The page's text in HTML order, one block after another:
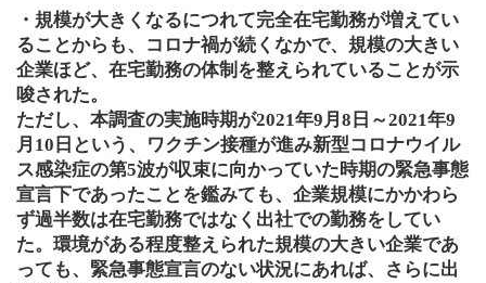
・規模が大きくなるにつれて完全在宅勤務が増えてい
ることからも、コロナ禍が続くなかで、規模の大きい
企業ほど、在宅勤務の体制を整えられていることが示
唆された。
ただし、本調査の実施時期が2021年9月8日～2021年9
月10日という、ワクチン接種が進み新型コロナウイル
ス感染症の第5波が収束に向かっていた時期の緊急事態
宣言下であったことを鑑みても、企業規模にかかわら
ず過半数は在宅勤務ではなく出社での勤務をしてい
た。環境がある程度整えられた規模の大きい企業であ
っても、緊急事態宣言のない状況にあれば、さらに出